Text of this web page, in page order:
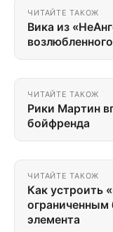
ЧИТАЙТЕ ТАКОЖ
Вика из
возлюбленного
ЧИТАЙТЕ ТАКОЖ
Рики Мартин
бойфренда
ЧИТАЙТЕ ТАКОЖ
Как устроить
элемента